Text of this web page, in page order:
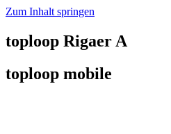
Zum Inhalt springen
toploop Rigaer A
toploop mobile